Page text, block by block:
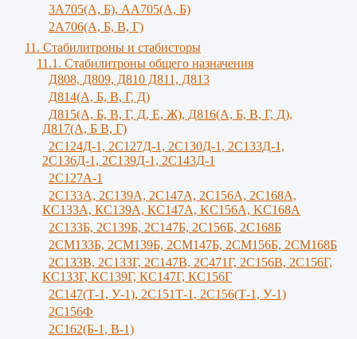
3А705(А, Б), АА705(А, Б)
2А706(А, Б, В, Г)
11. Стабилитроны и стабисторы
11.1. Стабилитроны общего назначения
Д808, Д809, Д810 Д811, Д813
Д814(А, Б, В, Г, Д)
Д815(А, Б, В, Г, Д, Е, Ж), Д816(А, Б, В, Г, Д),
Д817(А, Б В, Г)
2С124Д-1, 2С127Д-1, 2С130Д-1, 2С133Д-1,
2С136Д-1, 2С139Д-1, 2С143Д-1
2С127А-1
2C133А, 2C139А, 2С147А, 2С156А, 2С168А,
КС133А, КС139А, КС147А, KС156A, KС168A
2С133Б, 2С139Б, 2С147Б, 2С156Б, 2С168Б
2СМ133Б, 2СМ139Б, 2СМ147Б, 2СМ156Б, 2СМ168Б
2С133В, 2С133Г, 2C147B, 2С471Г, 2С156B, 2С156Г,
КС133Г, КС139Г, КС147Г, КС156Г
2С147(Т-1, У-1), 2С151Т-1, 2С156(Т-1, У-1)
2С156Ф
2С162(Б-1, В-1)